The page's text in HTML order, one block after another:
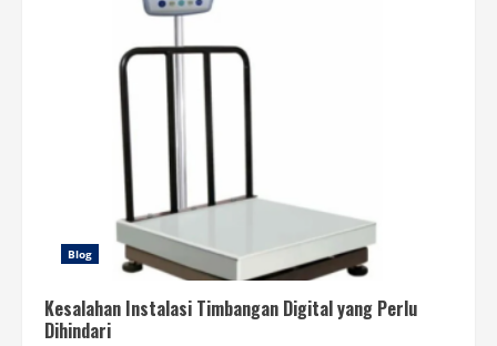
Blog
Kesalahan Instalasi Timbangan Digital yang Perlu
Dihindari